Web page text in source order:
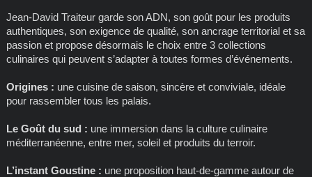
Jean-David Traiteur garde son ADN, son goût pour les produits
authentiques, son exigence de qualité, son ancrage territorial et sa
passion et propose désormais le choix entre 3 collections
culinaires qui peuvent s’adapter à toutes formes d’événements.
Origines : une cuisine de saison, sincère et conviviale, idéale
pour rassembler tous les palais.
Le Goût du sud : une immersion dans la culture culinaire
méditerranéenne, entre mer, soleil et produits du terroir.
L’instant Goustine : une proposition haut-de-gamme autour de